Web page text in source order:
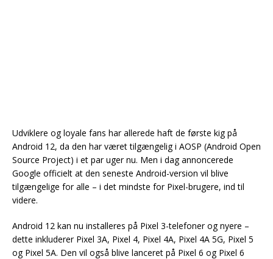
Udviklere og loyale fans har allerede haft de første kig på
Android 12, da den har været tilgængelig i AOSP (Android Open
Source Project) i et par uger nu. Men i dag annoncerede
Google officielt at den seneste Android-version vil blive
tilgængelige for alle – i det mindste for Pixel-brugere, ind til
videre.
Android 12 kan nu installeres på Pixel 3-telefoner og nyere –
dette inkluderer Pixel 3A, Pixel 4, Pixel 4A, Pixel 4A 5G, Pixel 5
og Pixel 5A. Den vil også blive lanceret på Pixel 6 og Pixel 6